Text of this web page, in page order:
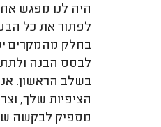
היה לנו מפגש
לפתור את כל
בחלק מהמקרים
לבסס הבנה
בשלב הראשון.
הציפיות שלך,
מספיק לבקשה